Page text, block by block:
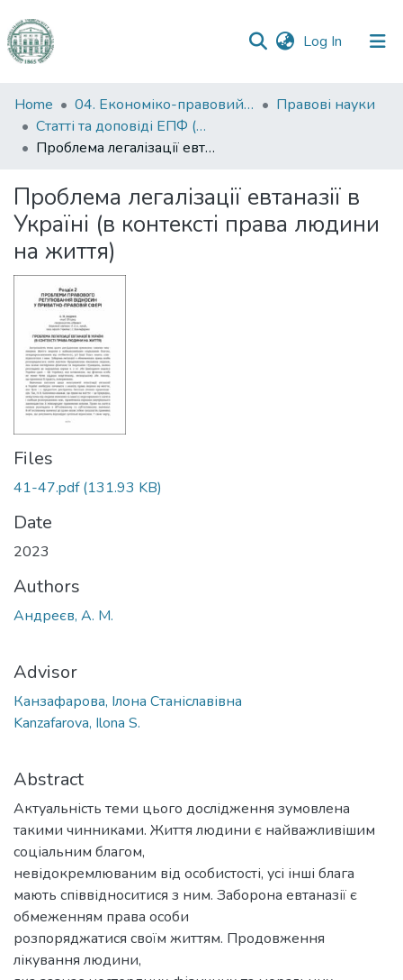
Log In (current)
Communities
&
Collections
Statistics
Home 04. Економіко-правовий факультет
Правові науки
Статті та доповіді ЕПФ (Правові науки)
Проблема легалізації евтаназії в Україні (в контексті права людини на життя)
Проблема легалізації евтаназії в
Україні (в контексті права людини
на життя)
Files
41-47.pdf(131.93 KB)
Date
2023
Authors
Андреєв, А. М.
Advisor
Канзафарова, Ілона Станіславівна
Kanzafarova, Ilona S.
Abstract
Актуальність теми цього дослідження зумовлена
такими чинниками. Життя людини є найважливішим
соціальним благом,
невідокремлюваним від особистості, усі інші блага
мають співвідноситися з ним. Заборона евтаназії є
обмеженням права особи
розпоряджатися своїм життям. Продовження
лікування людини,